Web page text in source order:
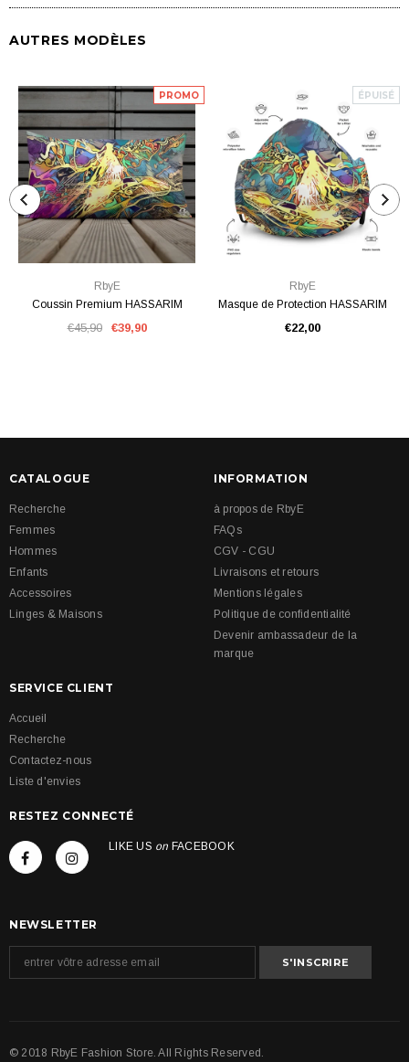
AUTRES MODÈLES
PROMO
RbyE
Coussin Premium HASSARIM
€45,90 €39,90
ÉPUISÉ
RbyE
Masque de Protection HASSARIM
€22,00
CATALOGUE
Recherche
Femmes
Hommes
Enfants
Accessoires
Linges & Maisons
INFORMATION
à propos de RbyE
FAQs
CGV - CGU
Livraisons et retours
Mentions légales
Politique de confidentialité
Devenir ambassadeur de la
marque
SERVICE CLIENT
Accueil
Recherche
Contactez-nous
Liste d'envies
RESTEZ CONNECTÉ
LIKE US on FACEBOOK
NEWSLETTER
© 2018 RbyE Fashion Store. All Rights Reserved.